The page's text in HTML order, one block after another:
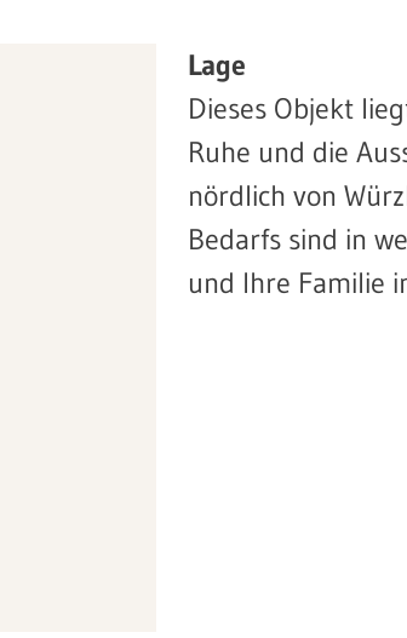
Lage
Dieses Objekt
Ruhe und die
nördlich von
Bedarfs sind in
und Ihre Familie